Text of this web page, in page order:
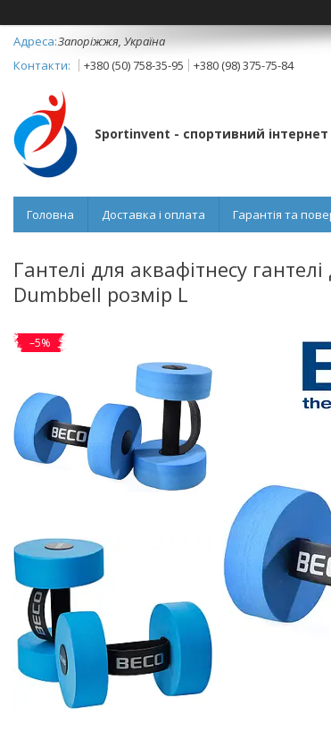
Запоріжжя, Україна
+380 (50) 758-35-95
+380 (98) 375-75-84
Sportinvent - спортивний
Головна Доставка і оплата Гарантія та
Гантелі для аквафітнесу
Dumbbell розмір L
–5%